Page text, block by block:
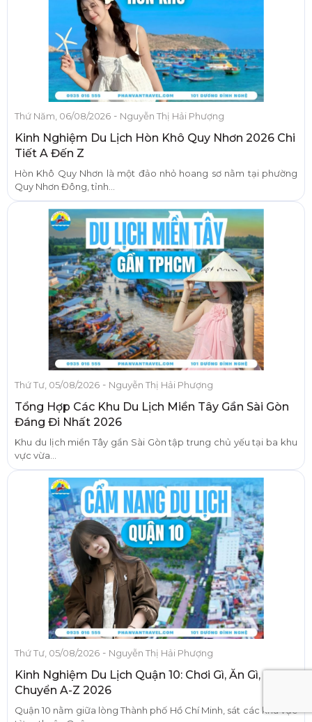
Thứ Năm, 06/08/2026 - Nguyễn Thị Hải Phượng
Kinh Nghiệm Du Lịch Hòn Khô Quy Nhơn 2026 Chi
Tiết A Đến Z
Hòn Khô Quy Nhơn là một đảo nhỏ hoang sơ nằm tại phường
Quy Nhơn Đông, tỉnh...
Thứ Tư, 05/08/2026 - Nguyễn Thị Hải Phượng
Tổng Hợp Các Khu Du Lịch Miền Tây Gần Sài Gòn
Đáng Đi Nhất 2026
Khu du lịch miền Tây gần Sài Gòn tập trung chủ yếu tại ba khu
vực vừa...
Thứ Tư, 05/08/2026 - Nguyễn Thị Hải Phượng
Kinh Nghiệm Du Lịch Quận 10: Chơi Gì, Ăn Gì, Di
Chuyển A-Z 2026
Quận 10 nằm giữa lòng Thành phố Hồ Chí Minh, sát các khu vực